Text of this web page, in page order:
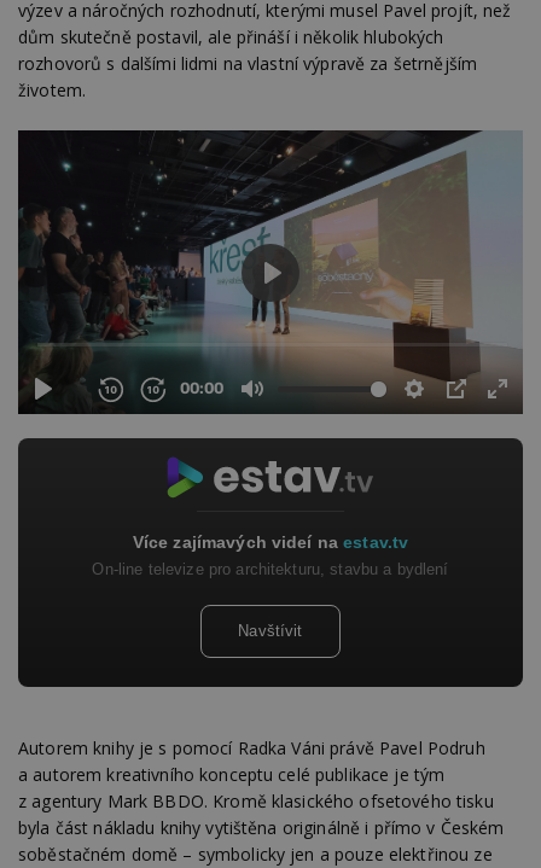
výzev a náročných rozhodnutí, kterými musel Pavel projít, než
dům skutečně postavil, ale přináší i několik hlubokých
rozhovorů s dalšími lidmi na vlastní výpravě za šetrnějším
životem.
Více zajímavých videí naestav.tv
On-line televize pro architekturu, stavbu a bydlení
Navštívit
Autorem knihy je s pomocí Radka Váni právě Pavel Podruh
a autorem kreativního konceptu celé publikace je tým
z agentury Mark BBDO. Kromě klasického ofsetového tisku
byla část nákladu knihy vytištěna originálně i přímo v Českém
soběstačném domě – symbolicky jen a pouze elektřinou ze